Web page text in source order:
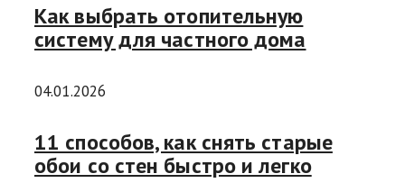
Как выбрать отопительную
систему для частного дома
04.01.2026
11 способов, как снять старые
обои со стен быстро и легко